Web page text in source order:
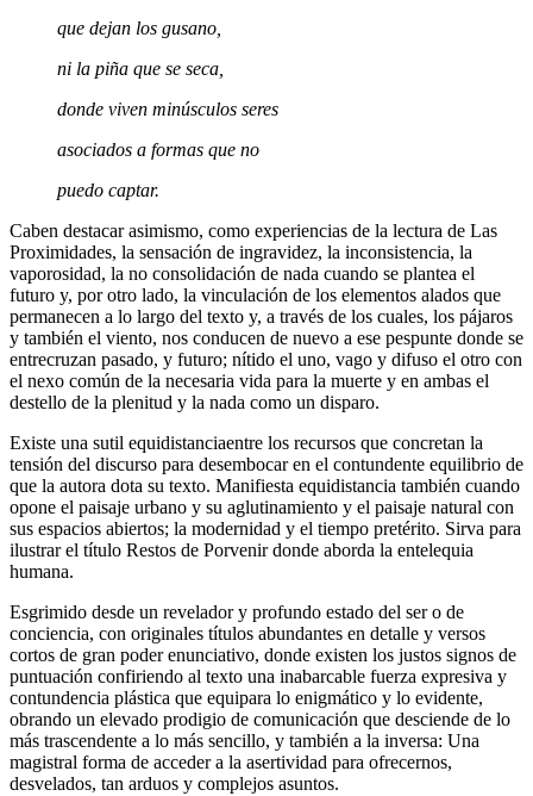
que dejan los gusano,
ni la piña que se seca,
donde viven minúsculos seres
asociados a formas que no
puedo captar.
Caben destacar asimismo, como experiencias de la lectura de Las
Proximidades, la sensación de ingravidez, la inconsistencia, la
vaporosidad, la no consolidación de nada cuando se plantea el
futuro y, por otro lado, la vinculación de los elementos alados que
permanecen a lo largo del texto y, a través de los cuales, los pájaros
y también el viento, nos conducen de nuevo a ese pespunte donde se
entrecruzan pasado, y futuro; nítido el uno, vago y difuso el otro con
el nexo común de la necesaria vida para la muerte y en ambas el
destello de la plenitud y la nada como un disparo.
Existe una sutil equidistanciaentre los recursos que concretan la
tensión del discurso para desembocar en el contundente equilibrio de
que la autora dota su texto. Manifiesta equidistancia también cuando
opone el paisaje urbano y su aglutinamiento y el paisaje natural con
sus espacios abiertos; la modernidad y el tiempo pretérito. Sirva para
ilustrar el título Restos de Porvenir donde aborda la entelequia
humana.
Esgrimido desde un revelador y profundo estado del ser o de
conciencia, con originales títulos abundantes en detalle y versos
cortos de gran poder enunciativo, donde existen los justos signos de
puntuación confiriendo al texto una inabarcable fuerza expresiva y
contundencia plástica que equipara lo enigmático y lo evidente,
obrando un elevado prodigio de comunicación que desciende de lo
más trascendente a lo más sencillo, y también a la inversa: Una
magistral forma de acceder a la asertividad para ofrecernos,
desvelados, tan arduos y complejos asuntos.